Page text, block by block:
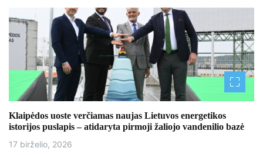
Klaipėdos uoste verčiamas naujas Lietuvos energetikos
istorijos puslapis – atidaryta pirmoji žaliojo vandenilio bazė
17 birželio, 2026